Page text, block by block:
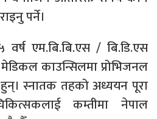
पर्ने।
वर्ष एम.बि.बि.एस / बि.डि.एस
काउन्सिलमा प्रोभिजनल
स्नातक तहको अध्ययन पूरा
कम्तीमा नेपाल